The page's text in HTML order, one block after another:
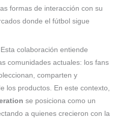
formas de interacción con su
donde el fútbol sigue
colaboración entiende
comunidades actuales: los fans
comparten y
los productos. En este contexto,
se posiciona como un
a quienes crecieron con la